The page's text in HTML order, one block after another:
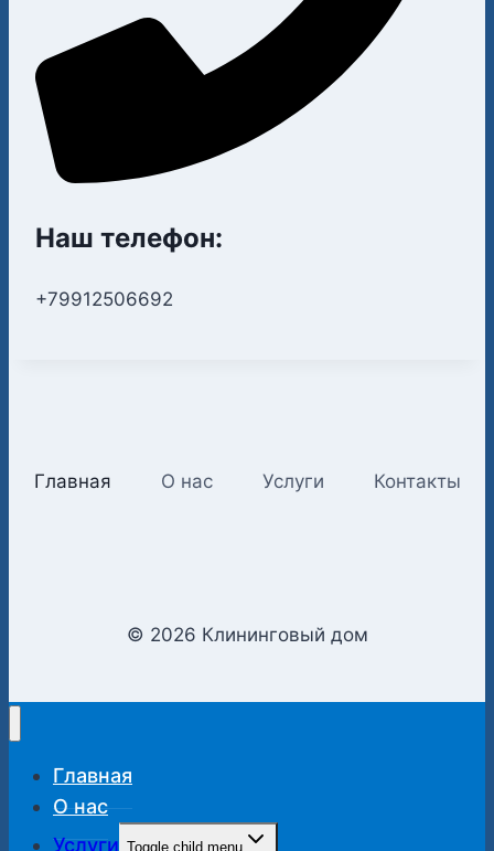
Наш телефон:
+79912506692
Главная О нас Услуги Контакты
© 2026 Клининговый дом
Главная
О нас
Услуги Toggle child menu